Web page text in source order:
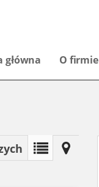
główna O firmie